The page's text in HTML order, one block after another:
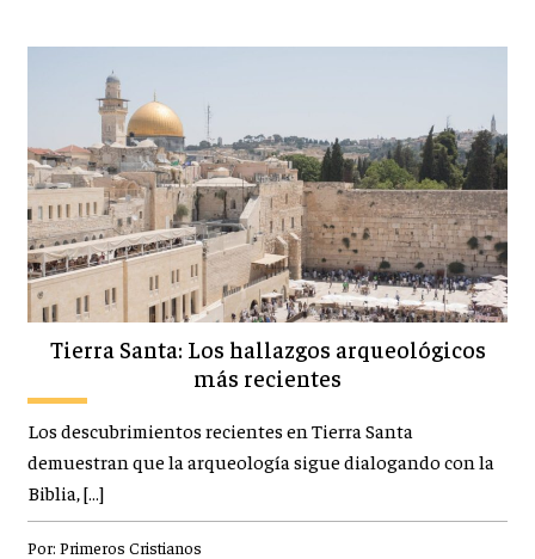
Tierra Santa: Los hallazgos arqueológicos
más recientes
Los descubrimientos recientes en Tierra Santa
demuestran que la arqueología sigue dialogando con la
Biblia, […]
Por: Primeros Cristianos